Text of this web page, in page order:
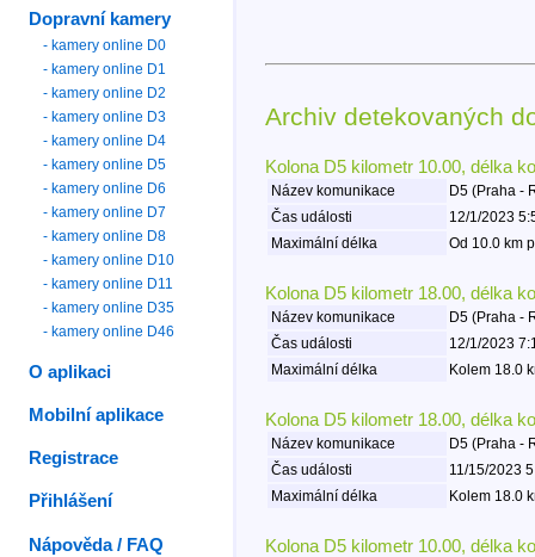
Archiv detekovaných
Kolona D5 kilometr 10.00, délka
Název komunikace
D5 (Praha -
Čas události
12/1/2023
Maximální délka
Od 10.0 km
Kolona D5 kilometr 18.00, délka
Název komunikace
D5 (Praha -
Čas události
12/1/2023
Maximální délka
Kolem 18.0
Kolona D5 kilometr 18.00, délka
Název komunikace
D5 (Praha -
Čas události
11/15/2023
Maximální délka
Kolem 18.0
Kolona D5 kilometr 10.00, délka
Dopravní kamery
- kamery online D0
- kamery online D1
- kamery online D2
- kamery online D3
- kamery online D4
- kamery online D5
- kamery online D6
- kamery online D7
- kamery online D8
- kamery online D10
- kamery online D11
- kamery online D35
- kamery online D46
O aplikaci
Mobilní aplikace
Registrace
Přihlášení
Nápověda / FAQ